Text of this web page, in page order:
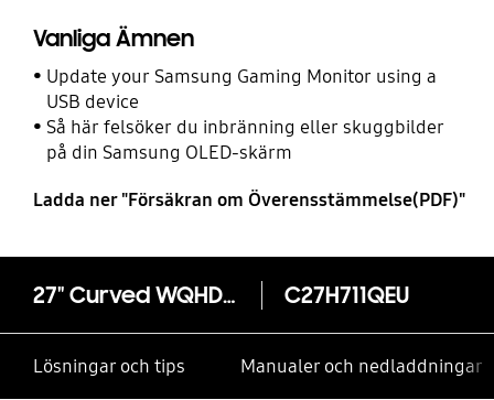
Vanliga Ämnen
Update your Samsung Gaming Monitor using a
USB device
Så här felsöker du inbränning eller skuggbilder
på din Samsung OLED-skärm
Ladda ner "Försäkran om Överensstämmelse(PDF)"
27" Curved WQHD Monitor CH711 C27H711QEU
Lösningar och tips Manualer och nedladdningar